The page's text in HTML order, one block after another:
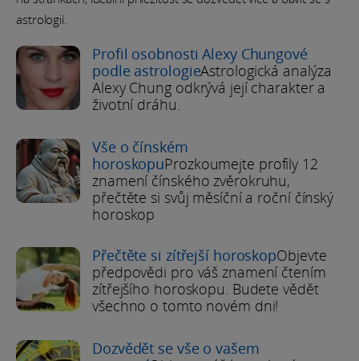
astrologií.
Profil osobnosti Alexy Chungové
podle astrologieAstrologická analýza
Alexy Chung odkrývá její charakter a
životní dráhu.
Vše o čínském
horoskopuProzkoumejte profily 12
znamení čínského zvěrokruhu,
přečtěte si svůj měsíční a roční čínský
horoskop
Přečtěte si zítřejší horoskopObjevte
předpovědi pro váš znamení čtením
zítřejšího horoskopu. Budete vědět
všechno o tomto novém dni!
Dozvědět se vše o vašem